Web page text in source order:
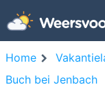
Home
Buch bei Jenbach